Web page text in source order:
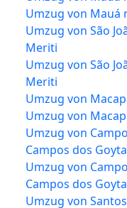
Umzug von Mauá
Umzug von São
Meriti
Umzug von São
Meriti
Umzug von
Umzug von
Umzug von
Campos dos
Umzug von
Campos dos
Umzug von